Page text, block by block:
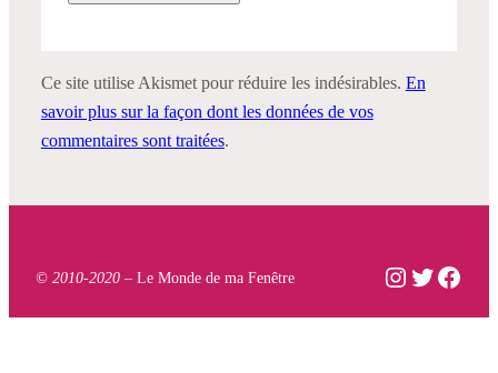
Ce site utilise Akismet pour réduire les indésirables. En
savoir plus sur la façon dont les données de vos
commentaires sont traitées.
© 2010-2020 – Le Monde de ma Fenêtre Instagram
Twitter